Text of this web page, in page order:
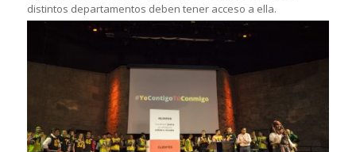
distintos departamentos deben tener acceso a ella.